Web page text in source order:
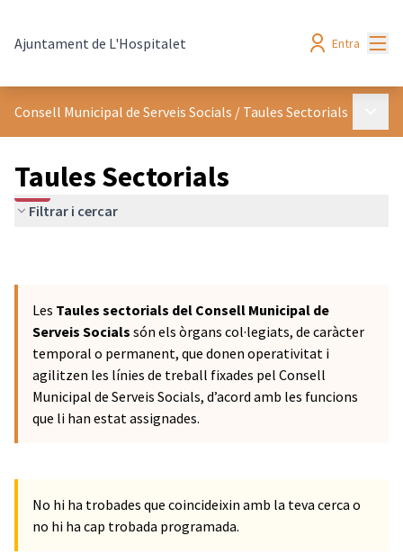
Ajuntament de L'Hospitalet Entra
Consell Municipal de Serveis Socials / Taules Sectorials
Taules Sectorials
Filtrar i cercar
Les Taules sectorials del Consell Municipal de
Serveis Socials són els òrgans col·legiats, de caràcter
temporal o permanent, que donen operativitat i
agilitzen les línies de treball fixades pel Consell
Municipal de Serveis Socials, d’acord amb les funcions
que li han estat assignades.
No hi ha trobades que coincideixin amb la teva cerca o
no hi ha cap trobada programada.